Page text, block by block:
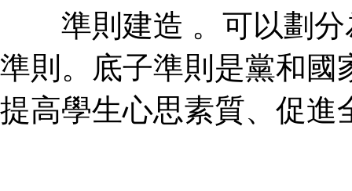
準則建造 。可以劃分
準則。底子準則是黨和
提高學生心思素質、促